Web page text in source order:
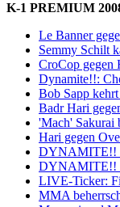
K-1 PREMIUM
Le Banner
Semmy Schilt
CroCop gegen
Dynamite!!:
Bob Sapp
Badr Hari
'Mach' Sakurai
Hari gegen
DYNAMITE!!
DYNAMITE!!
LIVE-Ticker:
MMA